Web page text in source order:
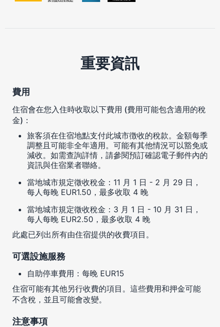
重要資訊
費用
住宿會在您入住時收取以下費用 (費用可能包含適用的稅
金)：
旅客須在住宿地點支付此城市徴收的稅款。金額每季
調整且可能非全年適用。可能有其他情況可以豁免或
減收。如需查詢詳情，請參閱預訂確認電子郵件內的
資訊與住宿業者聯絡。
當地城市規定徵收稅金：11 月 1 日 - 2 月 29 日，
每人每晚 EUR1.50，最多收取 4 晚
當地城市規定徵收稅金：3 月 1 日 - 10 月 31 日，
每人每晚 EUR2.50，最多收取 4 晚
此處已列出所有由住宿提供的收費項目。
可選設施服務
自助停車費用：每晚 EUR15
住宿可能有其他另行收費的項目。這些費用和押金可能
不含稅，並且可能會改變。
注意事項